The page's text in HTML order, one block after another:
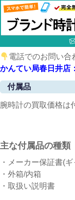
電話でのお問い合
かんてい局春日井店
付属品
腕時計の買取価格は
主な付属品の種類
・メーカー保証書(
・外箱/内箱
・取扱い説明書